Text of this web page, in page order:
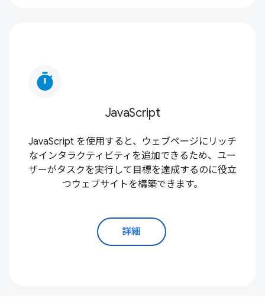
timer
JavaScript
JavaScript を使用すると、ウェブページにリッチ
なインタラクティビティを追加できるため、ユー
ザーがタスクを実行して目標を達成するのに役立
つウェブサイトを構築できます。
詳細